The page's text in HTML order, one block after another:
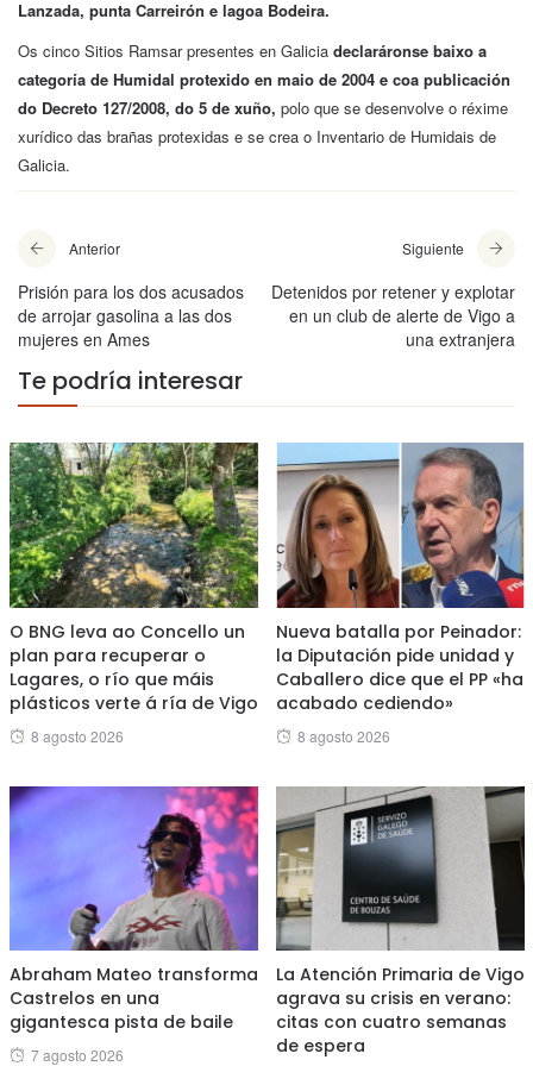
Lanzada, punta Carreirón e lagoa Bodeira.
Os cinco Sitios Ramsar presentes en Galicia declaráronse baixo a
categoría de Humidal protexido en maio de 2004 e coa publicación
do Decreto 127/2008, do 5 de xuño, polo que se desenvolve o réxime
xurídico das brañas protexidas e se crea o Inventario de Humidais de
Galicia.
Anterior
Prisión para los dos acusados
de arrojar gasolina a las dos
mujeres en Ames
Siguiente
Detenidos por retener y explotar
en un club de alerte de Vigo a
una extranjera
Te podría interesar
O BNG leva ao Concello un
plan para recuperar o
Lagares, o río que máis
plásticos verte á ría de Vigo
Posted
8 agosto 2026
Nueva batalla por Peinador:
la Diputación pide unidad y
Caballero dice que el PP «ha
acabado cediendo»
Posted
8 agosto 2026
Abraham Mateo transforma
Castrelos en una
gigantesca pista de baile
Posted
7 agosto 2026
La Atención Primaria de Vigo
agrava su crisis en verano:
citas con cuatro semanas
de espera